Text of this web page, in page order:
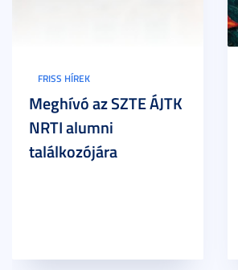
FRISS HÍREK
Meghívó az SZTE ÁJTK
NRTI alumni
találkozójára